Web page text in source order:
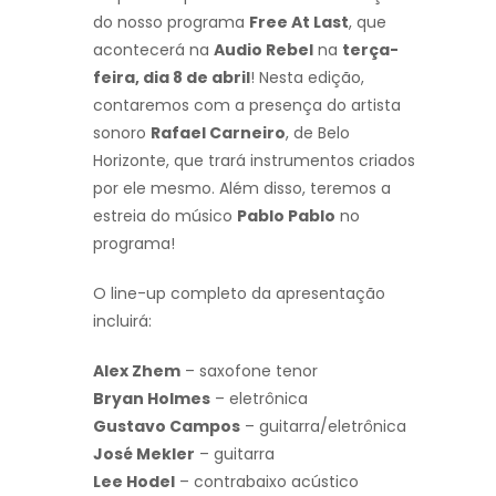
do nosso programa Free At Last, que
acontecerá na Audio Rebel na terça-
feira, dia 8 de abril! Nesta edição,
contaremos com a presença do artista
sonoro Rafael Carneiro, de Belo
Horizonte, que trará instrumentos criados
por ele mesmo. Além disso, teremos a
estreia do músico Pablo Pablo no
programa!
O line-up completo da apresentação
incluirá:
Alex Zhem – saxofone tenor
Bryan Holmes – eletrônica
Gustavo Campos – guitarra/eletrônica
José Mekler – guitarra
Lee Hodel – contrabaixo acústico